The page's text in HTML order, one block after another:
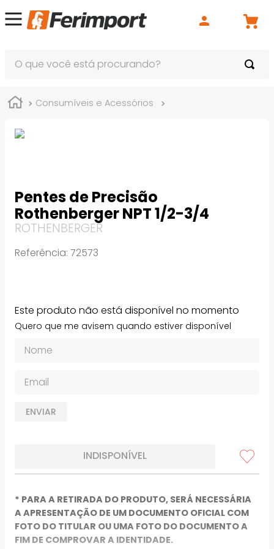
Consumíveis e Acessórios
Pentes de Precisão
Rothenberger NPT 1/2-3/4
ROTHENBERGER
Referência: 72573
Este produto não está disponível no momento
Quero que me avisem quando estiver disponível
ENVIAR
INDISPONÍVEL
* PARA A RETIRADA DO PRODUTO, SERÁ NECESSÁRIA
A APRESENTAÇÃO DE UM DOCUMENTO OFICIAL COM
FOTO DO TITULAR OU UMA FOTO DO DOCUMENTO A
FIM DE COMPROVAR A IDENTIDADE.